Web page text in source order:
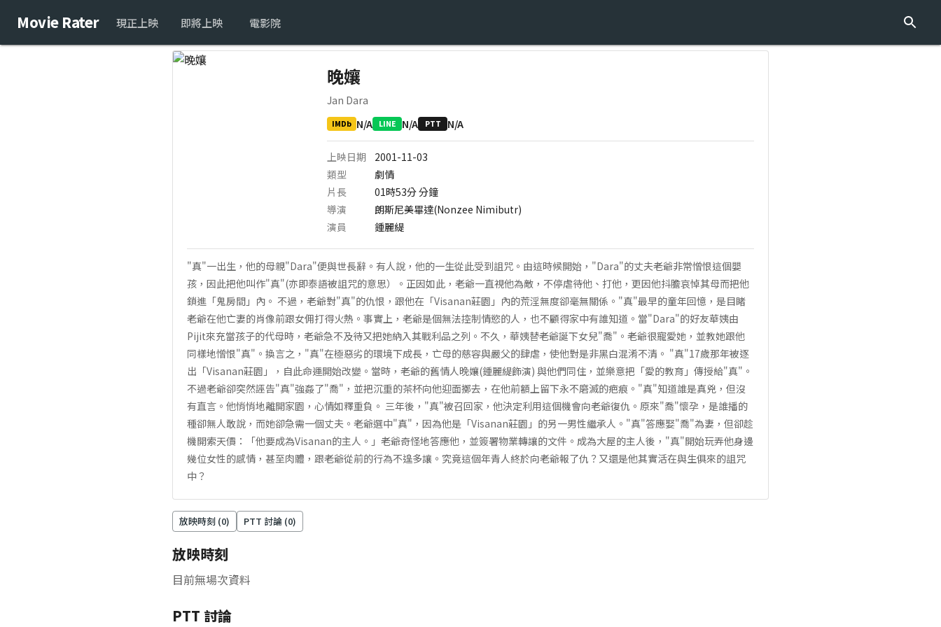
Movie Rater 現正上映 即將上映 電影院
晚孃
Jan Dara
IMDb N/A LINE N/A PTT N/A
上映日期
2001-11-03
類型
劇情
片長
01時53分分鐘
導演
朗斯尼美畢達(Nonzee Nimibutr)
演員
鍾麗緹
"真"一出生，他的母親"Dara"便與世長辭。有人說，他的一生從此受到詛咒。由這時候開始，"Dara"的丈夫老爺非常憎恨這個嬰
孩，因此把他叫作"真"(亦即泰語被詛咒的意思）。正因如此，老爺一直視他為敵，不停虐待他、打他，更因他抖膽哀悼其母而把他
鎖進「鬼房間」內。 不過，老爺對"真"的仇恨，跟他在「Visanan莊園」內的荒淫無度卻毫無關係。"真"最早的童年回憶，是目睹
老爺在他亡妻的肖像前跟女佣打得火熱。事實上，老爺是個無法控制情慾的人，也不顧得家中有誰知道。當"Dara"的好友華姨由
Pijit來充當孩子的代母時，老爺急不及待又把她納入其戰利品之列。不久，華姨替老爺誕下女兒"喬"。老爺很寵愛她，並教她跟他
同樣地憎恨"真"。換言之，"真"在極惡劣的環境下成長，亡母的慈容與嚴父的肆虐，使他對是非黑白混淆不清。 "真"17歲那年被逐
出「Visanan莊園」，自此命運開始改變。當時，老爺的舊情人晚孃(鍾麗緹飾演) 與他們同住，並樂意把「愛的教育」傳授給"真"。
不過老爺卻突然誣告"真"強姦了"喬"，並把沉重的茶杯向他迎面擲去，在他前額上留下永不磨滅的疤痕。"真"知道誰是真兇，但沒
有直言。他悄悄地離開家園，心情如釋重負。 三年後，"真"被召回家，他決定利用這個機會向老爺復仇。原來"喬"懷孕，是誰播的
種卻無人敢說，而她卻急需一個丈夫。老爺選中"真"，因為他是「Visanan莊園」的另一男性繼承人。"真"答應娶"喬"為妻，但卻趁
機開索天價：「他要成為Visanan的主人。」老爺奇怪地答應他，並簽署物業轉讓的文件。成為大屋的主人後，"真"開始玩弄他身邊
幾位女性的感情，甚至肉體，跟老爺從前的行為不遑多讓。究竟這個年青人終於向老爺報了仇？又還是他其實活在與生俱來的詛咒
中？
放映時刻 (0) PTT 討論 (0)
放映時刻
目前無場次資料
PTT 討論